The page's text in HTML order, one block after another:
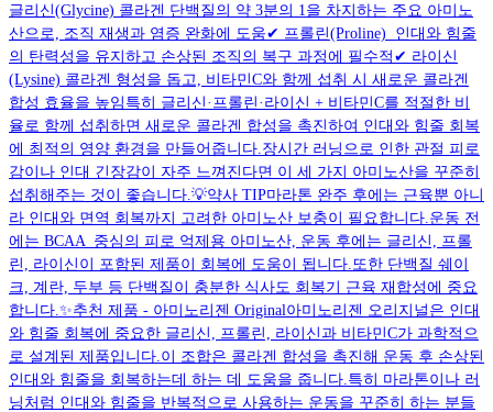
글리신(Glycine) 콜라겐 단백질의 약 3분의 1을 차지하는 주요 아미노
산으로, 조직 재생과 염증 완화에 도움✔︎ 프롤린(Proline) 인대와 힘줄
의 탄력성을 유지하고 손상된 조직의 복구 과정에 필수적✔︎ 라이신
(Lysine) 콜라겐 형성을 돕고, 비타민C와 함께 섭취 시 새로운 콜라겐
합성 효율을 높임특히 글리신·프롤린·라이신 + 비타민C를 적절한 비
율로 함께 섭취하면 새로운 콜라겐 합성을 촉진하여 인대와 힘줄 회복
에 최적의 영양 환경을 만들어줍니다.장시간 러닝으로 인한 관절 피로
감이나 인대 긴장감이 자주 느껴진다면 이 세 가지 아미노산을 꾸준히
섭취해주는 것이 좋습니다.💡약사 TIP마라톤 완주 후에는 근육뿐 아니
라 인대와 면역 회복까지 고려한 아미노산 보충이 필요합니다.운동 전
에는 BCAA 중심의 피로 억제용 아미노산, 운동 후에는 글리신, 프롤
린, 라이신이 포함된 제품이 회복에 도움이 됩니다.또한 단백질 쉐이
크, 계란, 두부 등 단백질이 충분한 식사도 회복기 근육 재합성에 중요
합니다.✨추천 제품 - 아미노리젠 Original아미노리젠 오리지널은 인대
와 힘줄 회복에 중요한 글리신, 프롤린, 라이신과 비타민C가 과학적으
로 설계된 제품입니다.이 조합은 콜라겐 합성을 촉진해 운동 후 손상된
인대와 힘줄을 회복하는데 하는 데 도움을 줍니다.특히 마라톤이나 러
닝처럼 인대와 힘줄을 반복적으로 사용하는 운동을 꾸준히 하는 분들